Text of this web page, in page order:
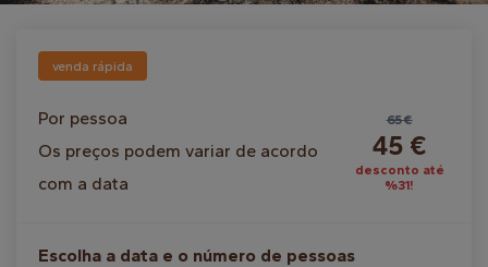
venda rápida
Por pessoa
Os preços podem variar de acordo
com a data
65 €
45 €
desconto até
%31!
Escolha a data e o número de pessoas